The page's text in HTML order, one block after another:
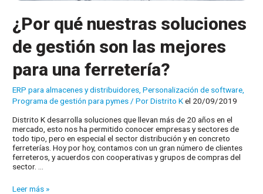
¿Por qué nuestras soluciones
de gestión son las mejores
para una ferretería?
ERP para almacenes y distribuidores,Personalización de software,
Programa de gestión para pymes/ PorDistrito Kel 20/09/2019
Distrito K desarrolla soluciones que llevan más de 20 años en el
mercado, esto nos ha permitido conocer empresas y sectores de
todo tipo, pero en especial el sector distribución y en concreto
ferreterías. Hoy por hoy, contamos con un gran número de clientes
ferreteros, y acuerdos con cooperativas y grupos de compras del
sector. …
¿Por
Leer más »